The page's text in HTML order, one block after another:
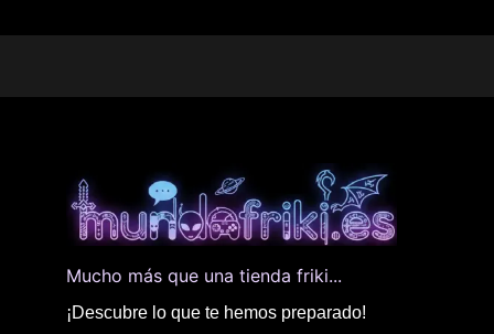
Mucho más que una tienda friki...
¡Descubre lo que te hemos preparado!